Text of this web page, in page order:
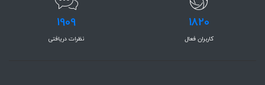
1820
کاربران فعال
1909
نظرات دریافتی